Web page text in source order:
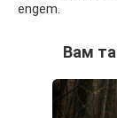
engem.
Вам